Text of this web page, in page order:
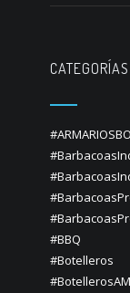
CATEGORÍAS
#BBQ
#Botelleros